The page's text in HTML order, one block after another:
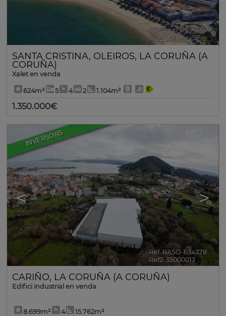
Ref. RASO-305857 🔗
Ref2. AnMSta
SANTA CRISTINA, OLEIROS, LA CORUÑA (A
CORUÑA)
Xalet en venda
624m² 5 4 2 1.104m²
1.350.000€
INVERSORS
< >
19
Ref. RASO-634378 🔗
Ref2. 35000013
CARIÑO, LA CORUÑA (A CORUÑA)
Edifici industrial en venda
8.699m² 4 15.762m²